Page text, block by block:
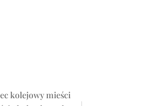
kolejowy mieści